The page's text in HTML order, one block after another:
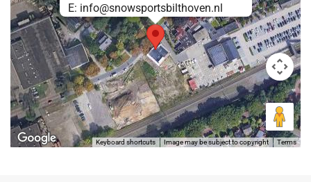
E: info@snowsportsbilthoven.nl
Keyboard shortcuts Image may be subject to copyright Terms